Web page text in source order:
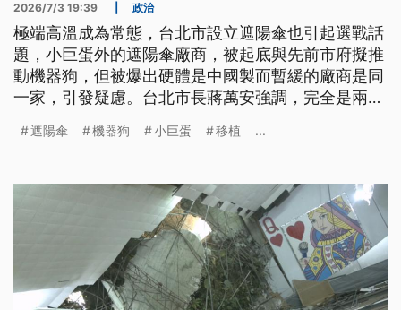
2026/7/3 19:39 政治
極端高溫成為常態，台北市設立遮陽傘也引起選戰話
題，小巨蛋外的遮陽傘廠商，被起底與先前市府擬推
動機器狗，但被爆出硬體是中國製而暫緩的廠商是同
一家，引發疑慮。台北市長蔣萬安強調，完全是兩回
市府的公共建設變成信任危機。
遮陽傘 機器狗 小巨蛋 移植 ...